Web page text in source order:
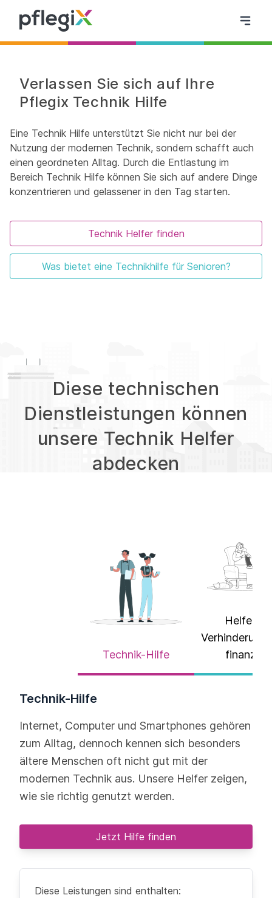
Verlassen Sie sich auf Ihre
Pflegix Technik Hilfe
Eine Technik Hilfe unterstützt Sie nicht nur bei der
Nutzung der modernen Technik, sondern schafft auch
einen geordneten Alltag. Durch die Entlastung im
Bereich Technik Hilfe können Sie sich auf andere Dinge
konzentrieren und gelassener in den Tag starten.
Technik Helfer finden
Was bietet eine Technikhilfe für Senioren?
Diese technischen
Dienstleistungen können
unsere Technik Helfer
abdecken
Technik-Hilfe
Helfer
Technik-Hilfe
Internet, Computer und Smartphones gehören
zum Alltag, dennoch kennen sich besonders
ältere Menschen oft nicht gut mit der
modernen Technik aus. Unsere Helfer zeigen,
wie sie richtig genutzt werden.
Jetzt Hilfe finden
Diese Leistungen sind enthalten: